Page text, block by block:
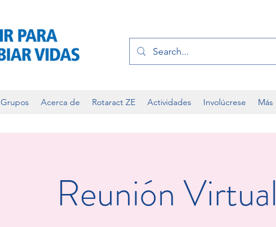
Grupos Acerca de Rotaract ZE Actividades Involúcrese Más
Reunión Virtual